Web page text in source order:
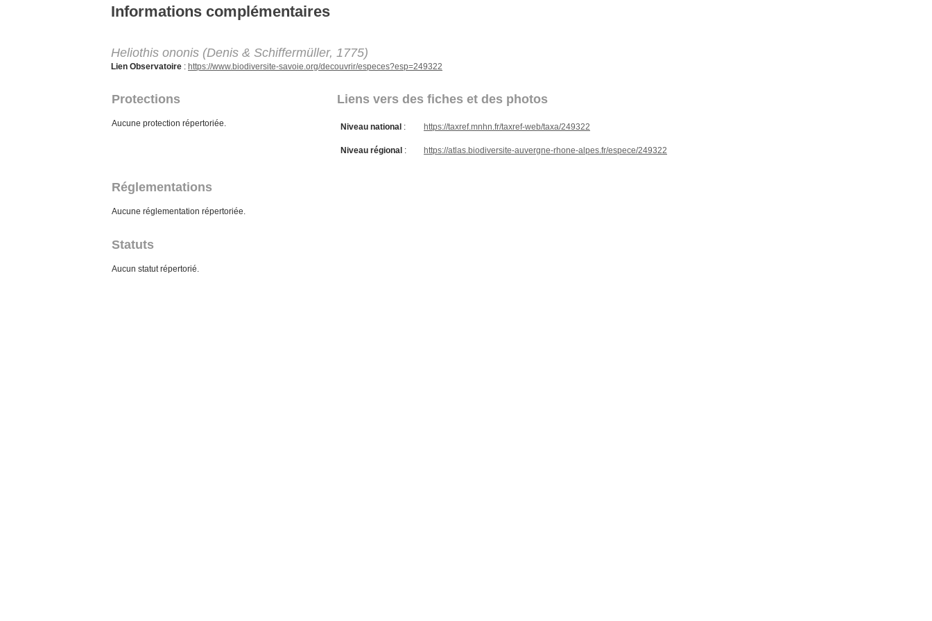
Informations complémentaires
Heliothis ononis (Denis & Schiffermüller, 1775)
Lien Observatoire : https://www.biodiversite-savoie.org/decouvrir/especes?esp=249322
Protections Liens vers des fiches et des photos
Aucune protection répertoriée. Niveau national : https://taxref.mnhn.fr/taxref-web/taxa/249322
Niveau régional : https://atlas.biodiversite-auvergne-rhone-alpes.fr/espece/249322
Réglementations
Aucune réglementation répertoriée.
Statuts
Aucun statut répertorié.